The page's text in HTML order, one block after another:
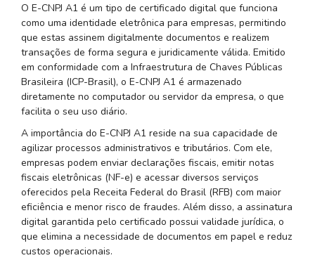
O E-CNPJ A1 é um tipo de certificado digital que funciona
como uma identidade eletrônica para empresas, permitindo
que estas assinem digitalmente documentos e realizem
transações de forma segura e juridicamente válida. Emitido
em conformidade com a Infraestrutura de Chaves Públicas
Brasileira (ICP-Brasil), o E-CNPJ A1 é armazenado
diretamente no computador ou servidor da empresa, o que
facilita o seu uso diário.
A importância do E-CNPJ A1 reside na sua capacidade de
agilizar processos administrativos e tributários. Com ele,
empresas podem enviar declarações fiscais, emitir notas
fiscais eletrônicas (NF-e) e acessar diversos serviços
oferecidos pela Receita Federal do Brasil (RFB) com maior
eficiência e menor risco de fraudes. Além disso, a assinatura
digital garantida pelo certificado possui validade jurídica, o
que elimina a necessidade de documentos em papel e reduz
custos operacionais.